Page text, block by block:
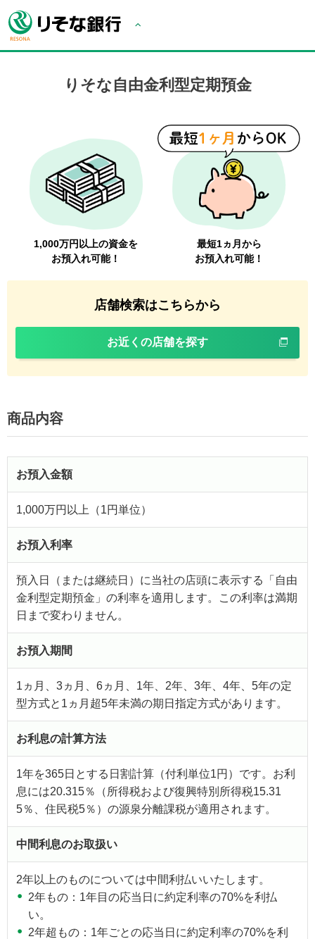
りそな自由金利型定期預金
1,000万円以上の資金を
お預入れ可能！
最短1ヵ月から
お預入れ可能！
店舗検索はこちらから
お近くの店舗を探す
商品内容
お預入金額
1,000万円以上（1円単位）
お預入利率
預入日（または継続日）に当社の店頭に表示する「自由
金利型定期預金」の利率を適用します。この利率は満期
日まで変わりません。
お預入期間
1ヵ月、3ヵ月、6ヵ月、1年、2年、3年、4年、5年の定
型方式と1ヵ月超5年未満の期日指定方式があります。
お利息の計算方法
1年を365日とする日割計算（付利単位1円）です。お利
息には20.315％（所得税および復興特別所得税15.31
5％、住民税5％）の源泉分離課税が適用されます。
中間利息のお取扱い
2年以上のものについては中間利払いいたします。
2年もの：1年目の応当日に約定利率の70%を利払
い。
2年超もの：1年ごとの応当日に約定利率の70%を利